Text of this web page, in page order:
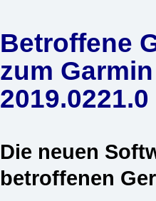
Betroffene
zum
Die neuen
betroffenen